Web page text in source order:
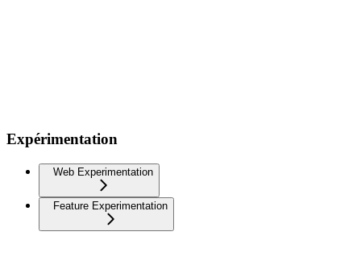
Expérimentation
Web Experimentation
Feature Experimentation